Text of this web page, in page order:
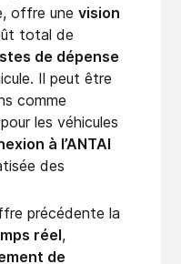
offre unevision
total de
de dépense
Il peut être
comme
pour les véhicules
à l’ANTAI
des
précédente la
réel,
de